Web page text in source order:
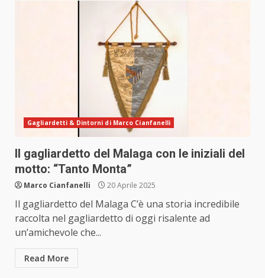
Gagliardetti & Dintorni di Marco Cianfanelli
Il gagliardetto del Malaga con le iniziali del
motto: “Tanto Monta”
Marco Cianfanelli 20 Aprile 2025
Il gagliardetto del Malaga C’è una storia incredibile
raccolta nel gagliardetto di oggi risalente ad
un’amichevole che...
Read More